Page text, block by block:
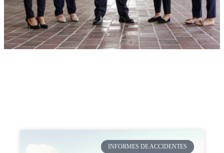
INFORMES DE ACCIDENTES